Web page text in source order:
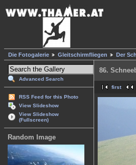
Die Fotogalerie Gleitschirmfliegen Der
Advanced Search
RSS Feed for this Photo
View Slideshow
View Slideshow
(Fullscreen)
Random Image
86.
first